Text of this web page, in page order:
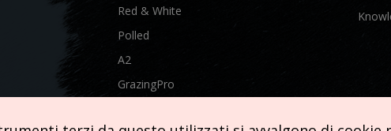
Red & White
Polled
A2
GrazingPro